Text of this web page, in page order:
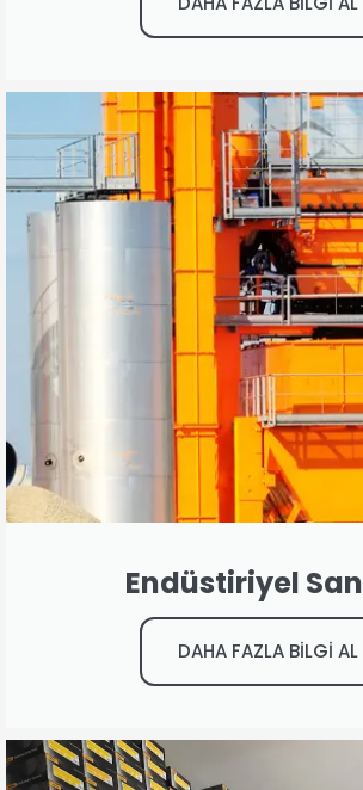
Endüstiriyel
DAHA FAZLA BİLGİ AL